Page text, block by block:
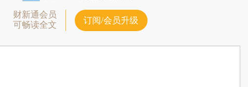
财新通会员
可畅读全文
订阅/会员升级